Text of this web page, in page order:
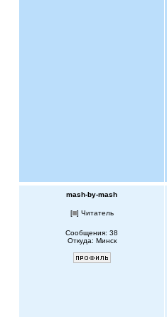
mash-by-mash
[ ] Читатель
Сообщения: 38
Откуда: Минск